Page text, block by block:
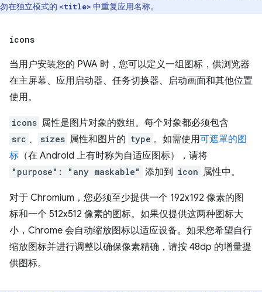
勿在独立模式的 <title> 中重复应用名称。
icons
当用户安装您的 PWA 时，您可以定义一组图标，供浏览器
在主屏幕、应用启动器、任务切换器、启动画面和其他位置
使用。
icons 属性是图片对象的数组。每个对象都必须包含
src 、 sizes 属性和图片的 type 。如需使用可遮罩的图
标 （在 Android 上有时称为自适应图标），请将
"purpose": "any maskable" 添加到 icon 属性中。
对于 Chromium，您必须至少提供一个 192x192 像素的图
标和一个 512x512 像素的图标。如果仅提供这两种图标大
小，Chrome 会自动缩放图标以适应设备。如果您希望自行
缩放图标并进行调整以确保像素精确，请按 48dp 的增量提
供图标。